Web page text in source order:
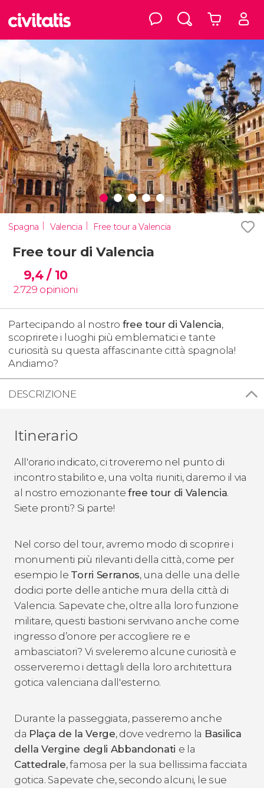
Spagna Valencia Free tour a Valencia
Free tour di Valencia
9,4/ 10
2.729 opinioni
Partecipando al nostro free tour di Valencia,
scoprirete i luoghi più emblematici e tante
curiosità su questa affascinante città spagnola!
Andiamo?
DESCRIZIONE
Itinerario
All'orario indicato, ci troveremo nel punto di
incontro stabilito e, una volta riuniti, daremo il via
al nostro emozionante free tour di Valencia.
Siete pronti? Si parte!
Nel corso del tour, avremo modo di scoprire i
monumenti più rilevanti della città, come per
esempio le Torri Serranos, una delle una delle
dodici porte delle antiche mura della città di
Valencia. Sapevate che, oltre alla loro funzione
militare, questi bastioni servivano anche come
ingresso d’onore per accogliere re e
ambasciatori? Vi sveleremo alcune curiosità e
osserveremo i dettagli della loro architettura
gotica valenciana dall'esterno.
Durante la passeggiata, passeremo anche
da Plaça de la Verge, dove vedremo la Basilica
della Vergine degli Abbandonati e la
Cattedrale, famosa per la sua bellissima facciata
gotica. Sapevate che, secondo alcuni, le sue